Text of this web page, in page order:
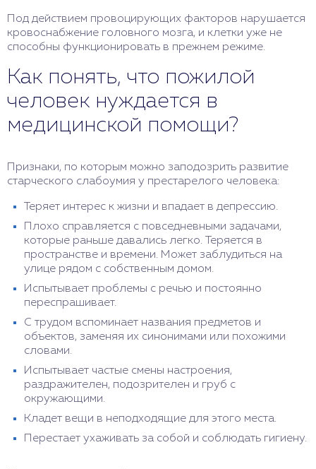
Под действием провоцирующих факторов нарушается
кровоснабжение головного мозга, и клетки уже не
способны функционировать в прежнем режиме.
Как понять, что пожилой
человек нуждается в
медицинской помощи?
Признаки, по которым можно заподозрить развитие
старческого слабоумия у престарелого человека:
Теряет интерес к жизни и впадает в депрессию.
Плохо справляется с повседневными задачами,
которые раньше давались легко. Теряется в
пространстве и времени. Может заблудиться на
улице рядом с собственным домом.
Испытывает проблемы с речью и постоянно
переспрашивает.
С трудом вспоминает названия предметов и
объектов, заменяя их синонимами или похожими
словами.
Испытывает частые смены настроения,
раздражителен, подозрителен и груб с
окружающими.
Кладет вещи в неподходящие для этого места.
Перестает ухаживать за собой и соблюдать гигиену.